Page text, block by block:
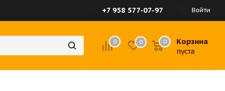
Войти
+7 958 577-07-97
0 0 Корзина
пуста
0